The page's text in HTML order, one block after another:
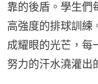
靠的後盾。學生們
高強度的排球訓練
成耀眼的光芒，每
努力的汗水澆灌出